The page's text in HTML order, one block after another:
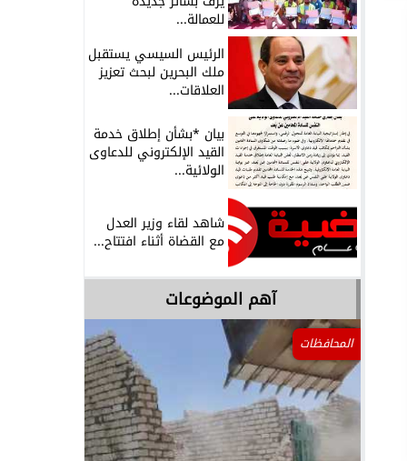
للعمالة...
الرئيس السيسي يستقبل
ملك البحرين لبحث تعزيز
العلاقات...
بيان *بشأن إطلاق خدمة
القيد الإلكتروني للدعاوى
الولائية...
شاهد لقاء وزير العدل
مع القضاة أثناء افتتاح...
آهم الموضوعات
المحافظات